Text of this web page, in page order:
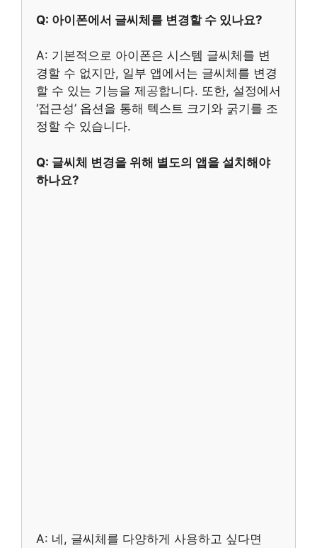
Q: 아이폰에서 글씨체를 변경할 수 있나요?
A: 기본적으로 아이폰은 시스템 글씨체를 변
경할 수 없지만, 일부 앱에서는 글씨체를 변경
할 수 있는 기능을 제공합니다. 또한, 설정에서
‘접근성’ 옵션을 통해 텍스트 크기와 굵기를 조
정할 수 있습니다.
Q: 글씨체 변경을 위해 별도의 앱을 설치해야
하나요?
A: 네, 글씨체를 다양하게 사용하고 싶다면